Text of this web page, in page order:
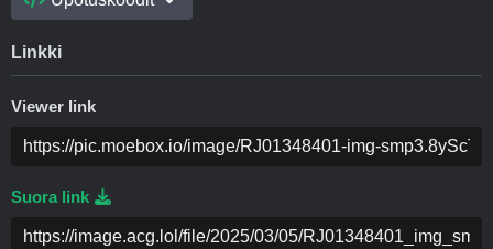
Linkki
Viewer link
Suora link